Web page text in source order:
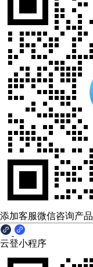
添加客服微信咨询产品
云登小程序